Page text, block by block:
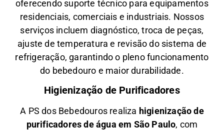
oferecendo suporte técnico para equipamentos
residenciais, comerciais e industriais. Nossos
serviços incluem diagnóstico, troca de peças,
ajuste de temperatura e revisão do sistema de
refrigeração, garantindo o pleno funcionamento
do bebedouro e maior durabilidade.
Higienização de Purificadores
A PS dos Bebedouros realiza higienização de
purificadores de água em São Paulo, com